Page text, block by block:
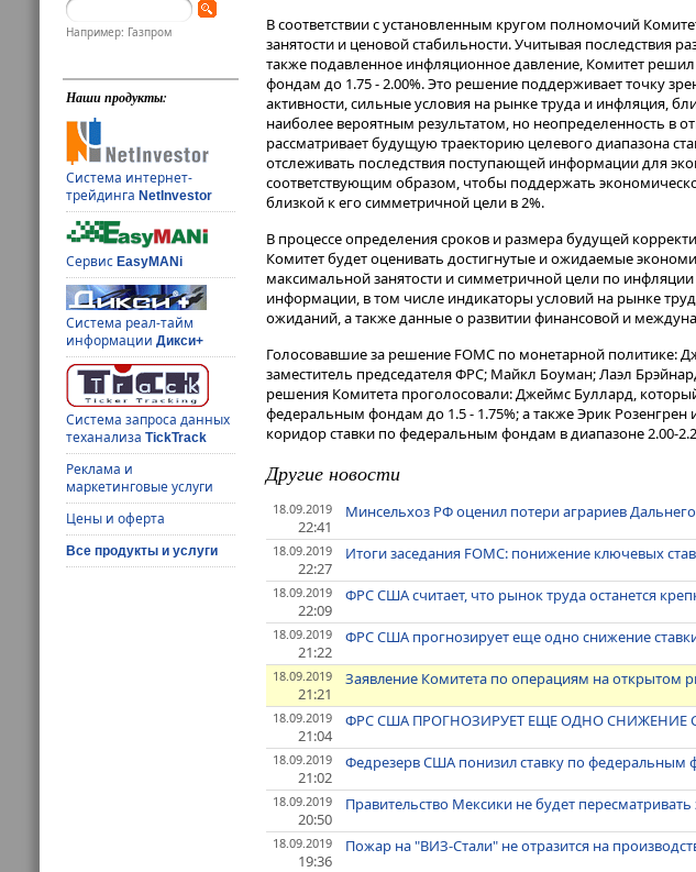
Например: Газпром
Наши продукты:
Система интернет-
трейдингаNetInvestor
СервисEasyMANi
Система реал-тайм
информацииДикси+
Система запроса данных
теханализаTickTrack
Реклама и
маркетинговые услуги
Цены и оферта
Все продукты и услуги
В соответствии с установленным кругом полномочий
занятости и ценовой стабильности. Учитывая последствия
также подавленное инфляционное давление, Комитет
фондам до 1.75 - 2.00%. Это решение поддерживает точку
активности, сильные условия на рынке труда и инфляция,
наиболее вероятным результатом, но неопределенность в
рассматривает будущую траекторию целевого диапазона
отслеживать последствия поступающей информации для
соответствующим образом, чтобы поддержать
близкой к его симметричной цели в 2%.
В процессе определения сроков и размера будущей
Комитет будет оценивать достигнутые и ожидаемые
максимальной занятости и симметричной цели по
информации, в том числе индикаторы условий на рынке
ожиданий, а также данные о развитии финансовой и
Голосовавшие за решение FOMC по монетарной политике:
заместитель председателя ФРС; Майкл Боуман; Лаэл
решения Комитета проголосовали: Джеймс Буллард,
федеральным фондам до 1.5 - 1.75%; а также Эрик
коридор ставки по федеральным фондам в диапазоне 2.00-
Другие новости
18.09.2019
22:41
Минсельхоз РФ оценил потери аграриев
18.09.2019
22:27
Итоги заседания FOMC: понижение ключевых
18.09.2019
22:09
ФРС США считает, что рынок труда останется
18.09.2019
21:22
ФРС США прогнозирует еще одно снижение ставки
18.09.2019
21:21
Заявление Комитета по операциям на открытом
18.09.2019
21:04
ФРС США ПРОГНОЗИРУЕТ ЕЩЕ ОДНО СНИЖЕНИЕ
18.09.2019
21:02
Федрезерв США понизил ставку по федеральным
18.09.2019
20:50
Правительство Мексики не будет
18.09.2019
19:36
Пожар на "ВИЗ-Стали" не отразится на